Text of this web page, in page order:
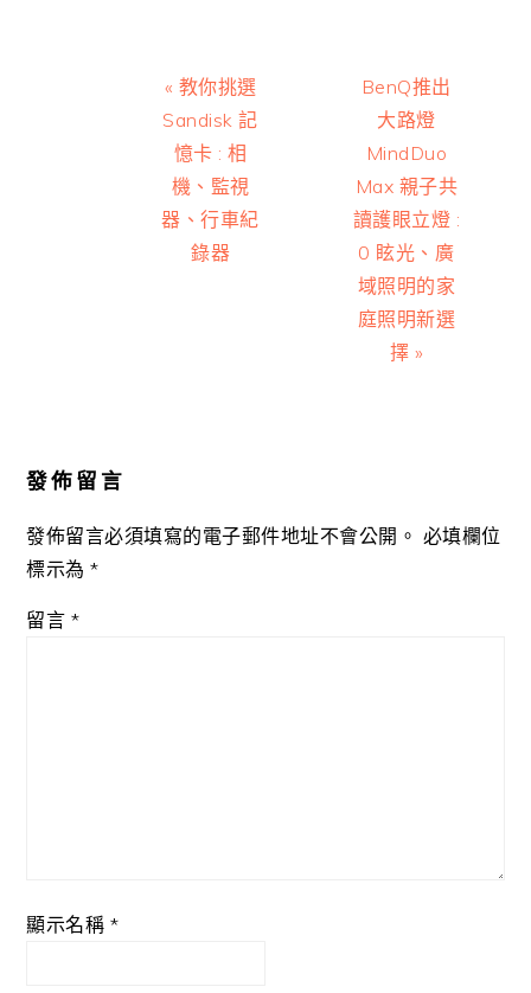
Previous
Post:
« 教你挑選
Sandisk 記
憶卡 : 相
機、監視
器、行車紀
錄器
Next
Post:
BenQ推出
大路燈
MindDuo
Max 親子共
讀護眼立燈 :
0 眩光、廣
域照明的家
庭照明新選
擇 »
發佈留言
發佈留言必須填寫的電子郵件地址不會公開。 必填欄位
標示為*
留言 *
顯示名稱 *